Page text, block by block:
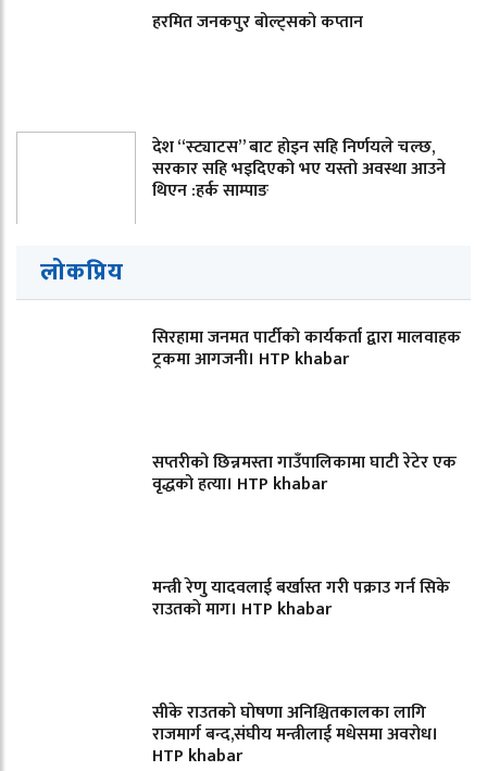
हरमित जनकपुर बोल्ट्सको कप्तान
देश “स्ट्याटस” बाट होइन सहि निर्णयले चल्छ,
सरकार सहि भइदिएको भए यस्तो अवस्था आउने
थिएन :हर्क साम्पाङ
लोकप्रिय
सिरहामा जनमत पार्टीको कार्यकर्ता द्वारा मालवाहक
ट्रकमा आगजनी। HTP khabar
सप्तरीको छिन्नमस्ता गाउँपालिकामा घाटी रेटेर एक
वृद्धको हत्या। HTP khabar
मन्त्री रेणु यादवलाई बर्खास्त गरी पक्राउ गर्न सिके
राउतकाे माग। HTP khabar
सीके राउतको घोषणा अनिश्चितकालका लागि
राजमार्ग बन्द,संघीय मन्त्रीलाई मधेसमा अवरोध।
HTP khabar